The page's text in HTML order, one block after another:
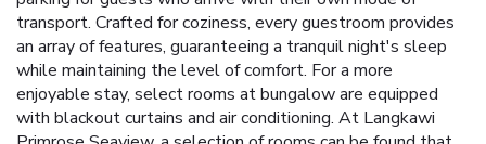
transport. Crafted for coziness, every guestroom provides
an array of features, guaranteeing a tranquil night's sleep
while maintaining the level of comfort. For a more
enjoyable stay, select rooms at bungalow are equipped
with blackout curtains and air conditioning. At Langkawi